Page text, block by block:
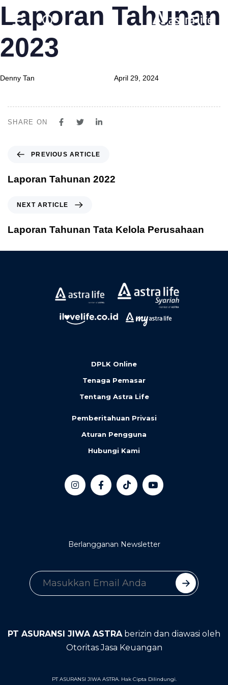
Produk
Tentang Kami
BSG
Laporan Tahunan
2023
Author
Denny Tan
Published
April 29, 2024
Published
SHARE ON
PREVIOUS ARTICLE
Laporan Tahunan 2022
NEXT ARTICLE
Laporan Tahunan Tata Kelola Perusahaan
DPLK Online
Tenaga Pemasar
Tentang Astra Life
Pemberitahuan Privasi
Aturan Pengguna
Hubungi Kami
Berlangganan Newsletter
PT ASURANSI JIWA ASTRA berizin dan diawasi oleh
Otoritas Jasa Keuangan
PT ASURANSI JIWA ASTRA. Hak Cipta Dilindungi.